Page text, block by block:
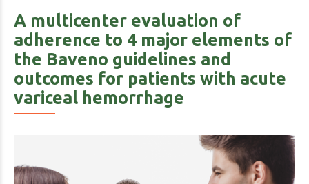
A multicenter evaluation of
adherence to 4 major elements of
the Baveno guidelines and
outcomes for patients with acute
variceal hemorrhage